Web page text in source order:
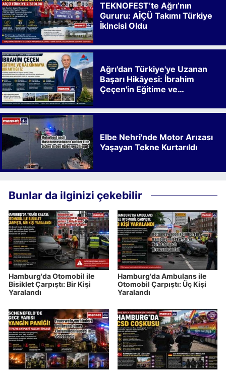
TEKNOFEST’te Ağrı’nın
Gururu: AİÇÜ Takımı Türkiye
İkincisi Oldu
Ağrı'dan Türkiye'ye Uzanan
Başarı Hikâyesi: İbrahim
Çeçen'in Eğitime ve
Elbe Nehri'nde Motor Arızası
Yaşayan Tekne Kurtarıldı
Bunlar da ilginizi çekebilir
Hamburg'da Otomobil ile
Bisiklet Çarpıştı: Bir Kişi
Yaralandı
Hamburg'da Ambulans ile
Otomobil Çarpıştı: Üç Kişi
Yaralandı